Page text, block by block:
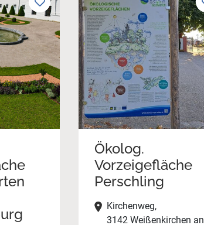
Ökolog.
Vorzeigefläche
Perschling
Kirchenweg,
3142 Weißenkirchen an